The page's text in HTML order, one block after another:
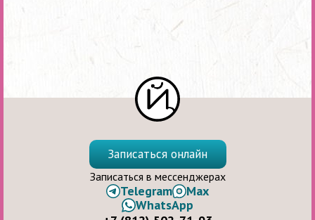
Записаться онлайн
Записаться в мессенджерах
Telegram
Max
WhatsApp